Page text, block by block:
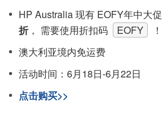
HP Australia 现有 EOFY年中大促
折 ， 需要使用折扣码 EOFY
！
澳大利亚境内免运费
活动时间：6月18日-6月22日
点击购买>>